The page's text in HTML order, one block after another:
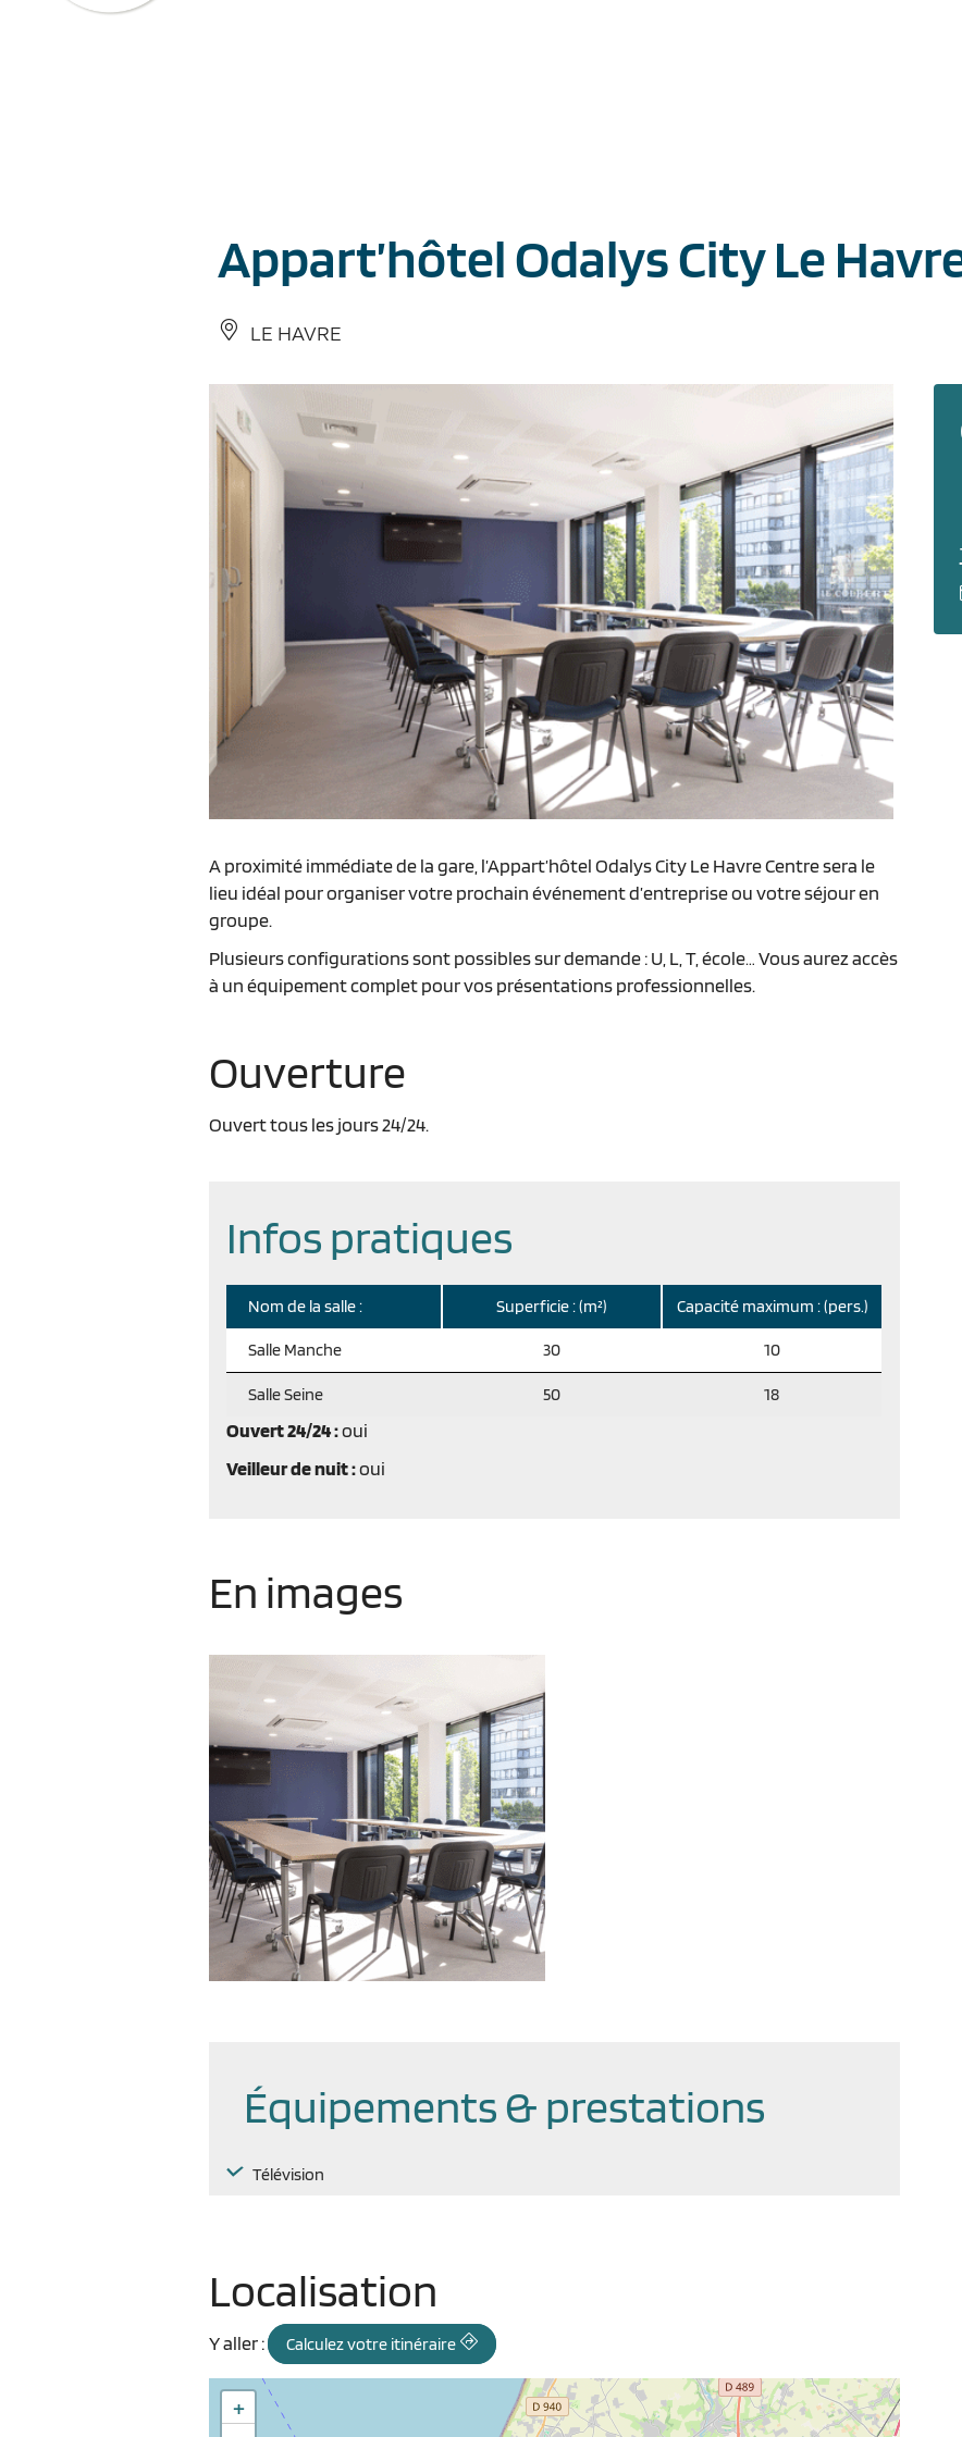
Cookies management panel
Appart’hôtel Odalys City Le
LE HAVRE
A proximité immédiate de la gare, l’Appart’hôtel Odalys City Le Havre Centre sera le
lieu idéal pour organiser votre prochain événement d’entreprise ou votre séjour en
groupe.
Plusieurs configurations sont possibles sur demande : U, L, T, école… Vous aurez accès
à un équipement complet pour vos présentations professionnelles.
Ouverture
Ouvert tous les jours 24/24.
Infos pratiques
Nom de la salle : Superficie : (m²) Capacité maximum : (pers.)
Salle Manche 30 10
Salle Seine 50 18
Ouvert 24/24 :oui
Veilleur de nuit :oui
En images
Équipements & prestations
Télévision
Localisation
Y aller : Calculez votre itinéraire
+